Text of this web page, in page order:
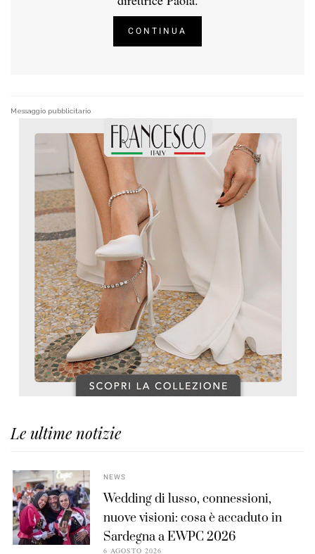
CONTINUA
Messaggio pubblicitario
Le ultime notizie
NEWS
Wedding di lusso, connessioni,
nuove visioni: cosa è accaduto in
Sardegna a EWPC 2026
6 AGOSTO 2026